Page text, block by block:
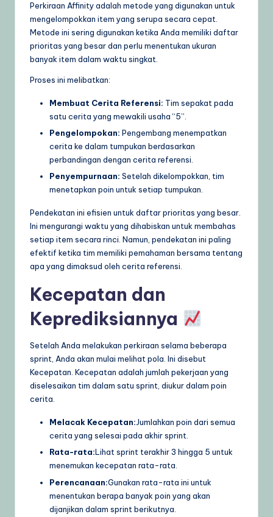
Perkiraan Affinity adalah metode yang digunakan untuk
mengelompokkan item yang serupa secara cepat.
Metode ini sering digunakan ketika Anda memiliki daftar
prioritas yang besar dan perlu menentukan ukuran
banyak item dalam waktu singkat.
Proses ini melibatkan:
Membuat Cerita Referensi: Tim sepakat pada
satu cerita yang mewakili usaha “5”.
Pengelompokan: Pengembang menempatkan
cerita ke dalam tumpukan berdasarkan
perbandingan dengan cerita referensi.
Penyempurnaan: Setelah dikelompokkan, tim
menetapkan poin untuk setiap tumpukan.
Pendekatan ini efisien untuk daftar prioritas yang besar.
Ini mengurangi waktu yang dihabiskan untuk membahas
setiap item secara rinci. Namun, pendekatan ini paling
efektif ketika tim memiliki pemahaman bersama tentang
apa yang dimaksud oleh cerita referensi.
Kecepatan dan
Keprediksiannya
Setelah Anda melakukan perkiraan selama beberapa
sprint, Anda akan mulai melihat pola. Ini disebut
Kecepatan. Kecepatan adalah jumlah pekerjaan yang
diselesaikan tim dalam satu sprint, diukur dalam poin
cerita.
Melacak Kecepatan:Jumlahkan poin dari semua
cerita yang selesai pada akhir sprint.
Rata-rata:Lihat sprint terakhir 3 hingga 5 untuk
menemukan kecepatan rata-rata.
Perencanaan:Gunakan rata-rata ini untuk
menentukan berapa banyak poin yang akan
dijanjikan dalam sprint berikutnya.